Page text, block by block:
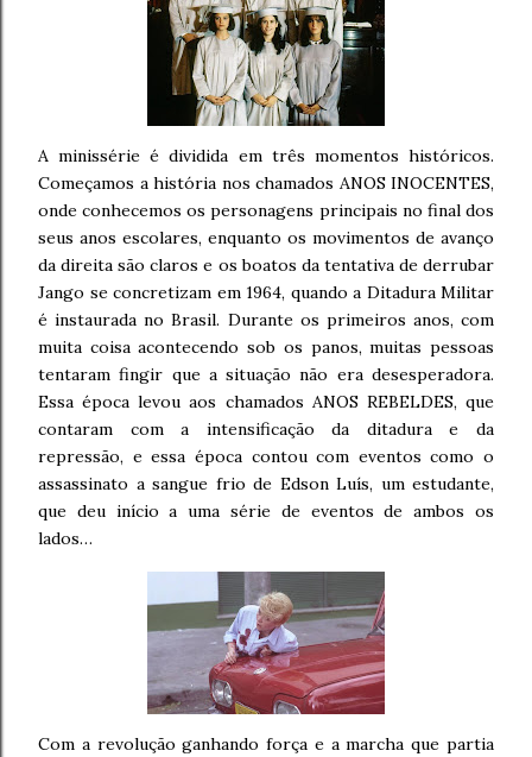
A minissérie é dividida em três momentos históricos.
Começamos a história nos chamados ANOS INOCENTES,
onde conhecemos os personagens principais no final dos
seus anos escolares, enquanto os movimentos de avanço
da direita são claros e os boatos da tentativa de derrubar
Jango se concretizam em 1964, quando a Ditadura Militar
é instaurada no Brasil. Durante os primeiros anos, com
muita coisa acontecendo sob os panos, muitas pessoas
tentaram fingir que a situação não era desesperadora.
Essa época levou aos chamados ANOS REBELDES, que
contaram com a intensificação da ditadura e da
repressão, e essa época contou com eventos como o
assassinato a sangue frio de Edson Luís, um estudante,
que deu início a uma série de eventos de ambos os
lados…
Com a revolução ganhando força e a marcha que partia